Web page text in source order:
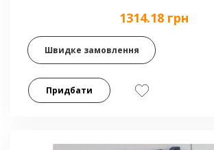
1314.18 грн
Швидке замовлення
Придбати